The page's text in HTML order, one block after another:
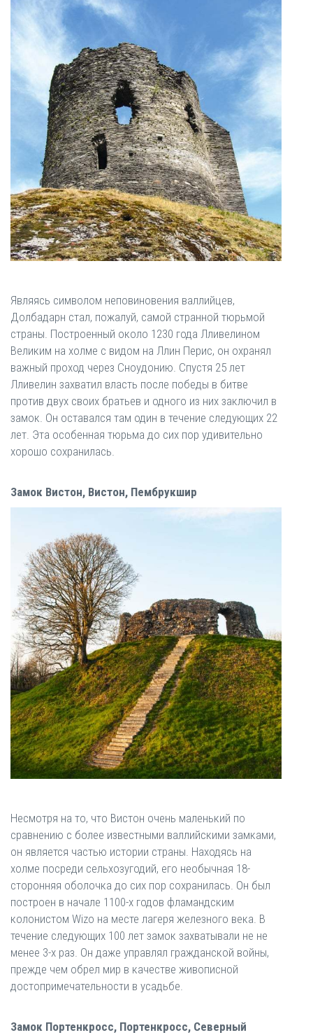
Являясь символом неповиновения валлийцев,
Долбадарн стал, пожалуй, самой странной тюрьмой
страны. Построенный около 1230 года Лливелином
Великим на холме с видом на Ллин Перис, он охранял
важный проход через Сноудонию. Спустя 25 лет
Лливелин захватил власть после победы в битве
против двух своих братьев и одного из них заключил в
замок. Он оставался там один в течение следующих 22
лет. Эта особенная тюрьма до сих пор удивительно
хорошо сохранилась.
Замок Вистон, Вистон, Пембрукшир
Несмотря на то, что Вистон очень маленький по
сравнению с более известными валлийскими замками,
он является частью истории страны. Находясь на
холме посреди сельхозугодий, его необычная 18-
сторонняя оболочка до сих пор сохранилась. Он был
построен в начале 1100-х годов фламандским
колонистом Wizo на месте лагеря железного века. В
течение следующих 100 лет замок захватывали не не
менее 3-х раз. Он даже управлял гражданской войны,
прежде чем обрел мир в качестве живописной
достопримечательности в усадьбе.
Замок Портенкросс, Портенкросс, Северный